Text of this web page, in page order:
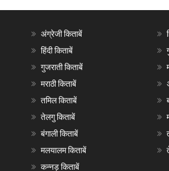
अंग्रेजी किताबें
हिंदी किताबें
गुजराती किताबें
मराठी किताबें
तमिल किताबें
तेलगु किताबें
बंगाली किताबें
मलयालम किताबें
कन्नड़ किताबें